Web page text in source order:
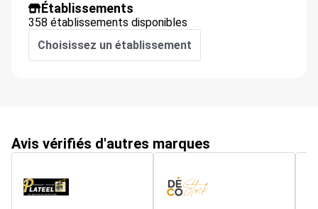
Établissements
358 établissements disponibles
Choisissez un établissement
Avis vérifiés d'autres marques